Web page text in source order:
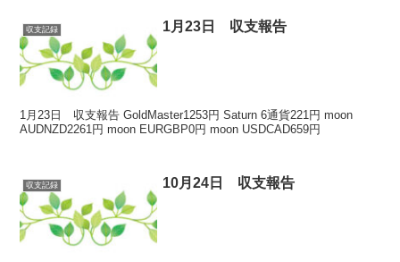
収支記録 1月23日 収支報告
1月23日 収支報告 GoldMaster1253円 Saturn 6通貨221円 moon
AUDNZD2261円 moon EURGBP0円 moon USDCAD659円
収支記録 10月24日 収支報告